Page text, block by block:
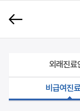
외래진료
비급여진